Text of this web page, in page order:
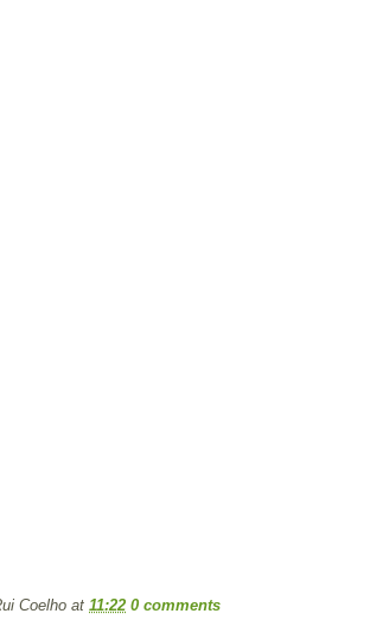
Coelho at 11:22 0 comments